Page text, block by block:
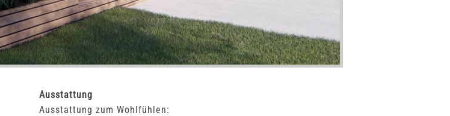
Ausstattung
Ausstattung zum Wohlfühlen: